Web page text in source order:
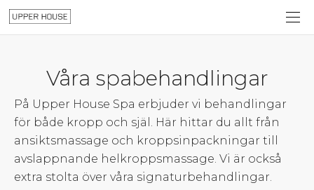
Våra spabehandlingar
På Upper House Spa erbjuder vi behandlingar
för både kropp och själ. Här hittar du allt från
ansiktsmassage och kroppsinpackningar till
avslappnande helkroppsmassage. Vi är också
extra stolta över våra signaturbehandlingar.